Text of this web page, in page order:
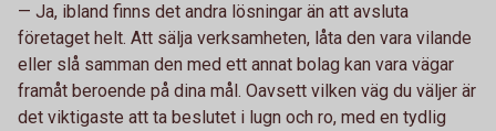
— Ja, ibland finns det andra lösningar än att avsluta
företaget helt. Att sälja verksamheten, låta den vara vilande
eller slå samman den med ett annat bolag kan vara vägar
framåt beroende på dina mål. Oavsett vilken väg du väljer är
det viktigaste att ta beslutet i lugn och ro, med en tydlig